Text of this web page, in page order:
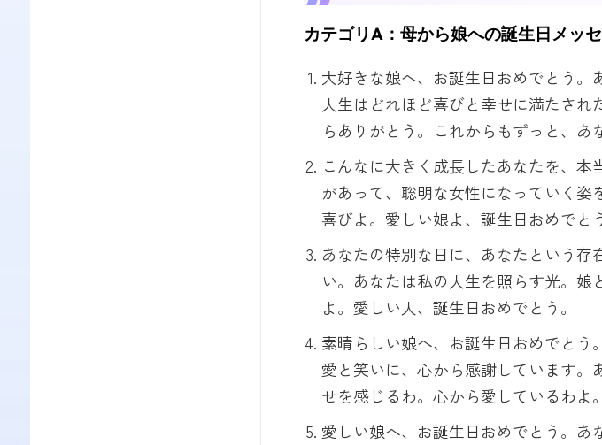
カテゴリA：母から娘への誕生日メッ
大好きな娘へ、お誕生日おめでとう
人生はどれほど喜びと幸せに満たさ
らありがとう。これからもずっと、あ
こんなに大きく成長したあなたを、
があって、聡明な女性になっていく
喜びよ。愛しい娘よ、誕生日おめでと
あなたの特別な日に、あなたという
い。あなたは私の人生を照らす光。
よ。愛しい人、誕生日おめでとう。
素晴らしい娘へ、お誕生日おめでと
愛と笑いに、心から感謝しています
せを感じるわ。心から愛しているわよ。
愛しい娘へ、お誕生日おめでとう。